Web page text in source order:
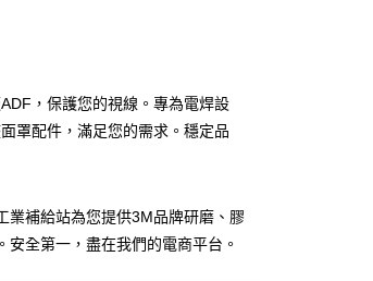
，保護您的視線。專為電焊設
罩配件，滿足您的需求。穩定品
業補給站為您提供3M品牌研磨、膠
安全第一，盡在我們的電商平台。